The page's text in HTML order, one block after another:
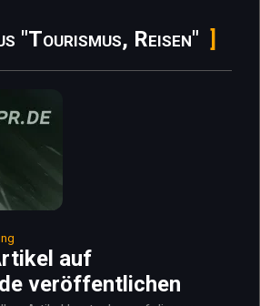
"Tourismus, Reisen"
auf
veröffentlichen